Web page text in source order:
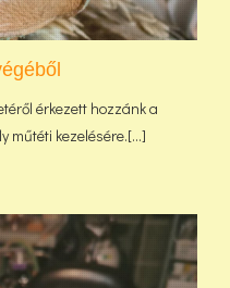
érkezett hozzánk a
műtéti kezelésére.[...]